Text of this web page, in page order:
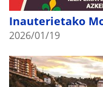
Inauterietako
2026/01/19